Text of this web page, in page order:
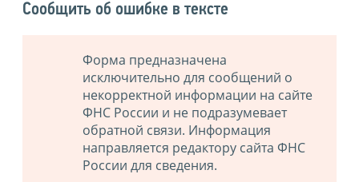
Сообщить об ошибке в тексте
Форма предназначена
исключительно для сообщений о
некорректной информации на сайте
ФНС России и не подразумевает
обратной связи. Информация
направляется редактору сайта ФНС
России для сведения.